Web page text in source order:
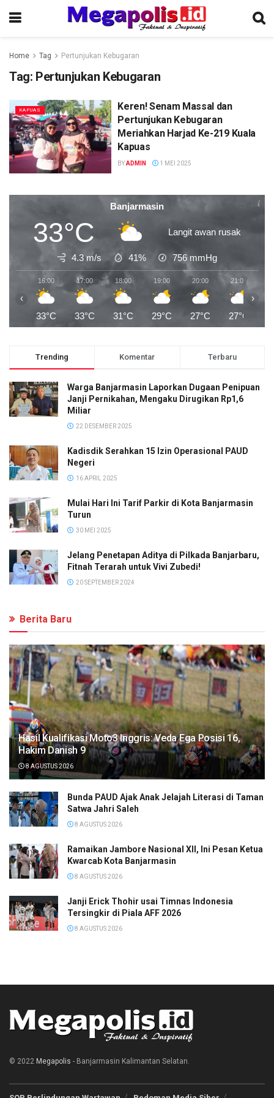
Home Tag Pertunjukan Kebugaran
Tag: Pertunjukan Kebugaran
KAPUAS
Keren! Senam Massal dan
Pertunjukan Kebugaran
Meriahkan Harjad Ke-219 Kuala
Kapuas
BYADMIN 1 MEI 2025
Banjarmasin
33°C Langit awan rusak
4.3 m/s 41% 756 mmHg
16:00
33°C
17:00
33°C
18:00
31°C
19:00
29°C
20:00
27°C
21:00
27°C
‹ ›
Trending Komentar Terbaru
Warga Banjarmasin Laporkan Dugaan Penipuan
Janji Pernikahan, Mengaku Dirugikan Rp1,6
Miliar
22 DESEMBER 2025
Kadisdik Serahkan 15 Izin Operasional PAUD
Negeri
16 APRIL 2025
Mulai Hari Ini Tarif Parkir di Kota Banjarmasin
Turun
30 MEI 2025
Jelang Penetapan Aditya di Pilkada Banjarbaru,
Fitnah Terarah untuk Vivi Zubedi!
20 SEPTEMBER 2024
Berita Baru
Hasil Kualifikasi Moto3 Inggris: Veda Ega Posisi 16,
Hakim Danish 9
8 AGUSTUS 2026
Bunda PAUD Ajak Anak Jelajah Literasi di Taman
Satwa Jahri Saleh
8 AGUSTUS 2026
Ramaikan Jambore Nasional XII, Ini Pesan Ketua
Kwarcab Kota Banjarmasin
8 AGUSTUS 2026
Janji Erick Thohir usai Timnas Indonesia
Tersingkir di Piala AFF 2026
8 AGUSTUS 2026
© 2022 Megapolis - Banjarmasin Kalimantan Selatan.